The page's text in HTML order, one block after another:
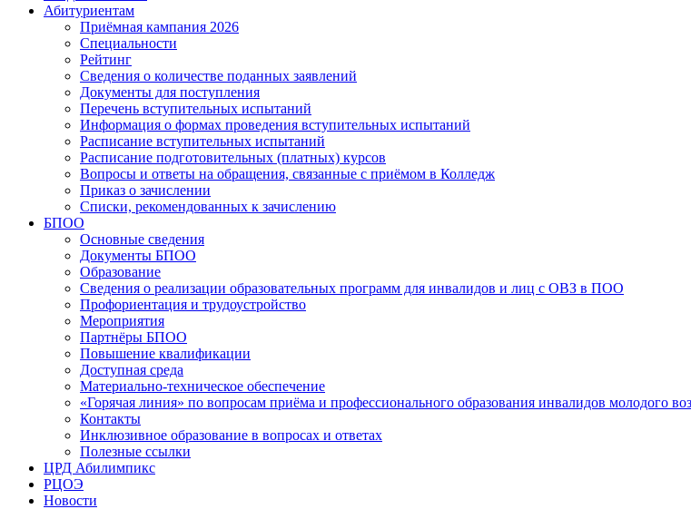
Абитуриентам
Приёмная кампания 2026
Специальности
Рейтинг
Сведения о количестве поданных заявлений
Документы для поступления
Перечень вступительных испытаний
Информация о формах проведения вступительных испытаний
Расписание вступительных испытаний
Расписание подготовительных (платных) курсов
Вопросы и ответы на обращения, связанные с приёмом в Колледж
Приказ о зачислении
Списки, рекомендованных к зачислению
БПОО
Основные сведения
Документы БПОО
Образование
Сведения о реализации образовательных программ для инвалидов и лиц с ОВЗ в ПОО
Профориентация и трудоустройство
Мероприятия
Партнёры БПОО
Повышение квалификации
Доступная среда
Материально-техническое обеспечение
«Горячая линия» по вопросам приёма и профессионального образования инвалидов молодого
Контакты
Инклюзивное образование в вопросах и ответах
Полезные ссылки
ЦРД Абилимпикс
РЦОЭ
Новости